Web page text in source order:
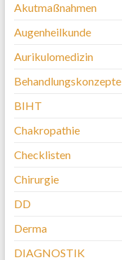
Akutmaßnahmen
Augenheilkunde
Aurikulomedizin
Behandlungskonzepte
BIHT
Chakropathie
Checklisten
Chirurgie
DD
Derma
DIAGNOSTIK